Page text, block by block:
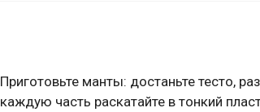
Приготовьте манты: достаньте тесто,
каждую часть раскатайте в тонкий